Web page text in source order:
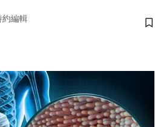
約編輯
儲